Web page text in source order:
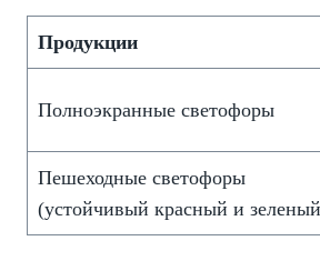
Продукции
Полноэкранные светофоры
Пешеходные светофоры
(устойчивый красный и